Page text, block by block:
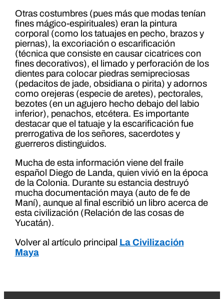
Otras costumbres (pues más que modas tenían
fines mágico-espirituales) eran la pintura
corporal (como los tatuajes en pecho, brazos y
piernas), la excoriación o escarificación
(técnica que consiste en causar cicatrices con
fines decorativos), el limado y perforación de los
dientes para colocar piedras semipreciosas
(pedacitos de jade, obsidiana o pirita) y adornos
como orejeras (especie de aretes), pectorales,
bezotes (en un agujero hecho debajo del labio
inferior), penachos, etcétera. Es importante
destacar que el tatuaje y la escarificación fue
prerrogativa de los señores, sacerdotes y
guerreros distinguidos.
Mucha de esta información viene del fraile
español Diego de Landa, quien vivió en la época
de la Colonia. Durante su estancia destruyó
mucha documentación maya (auto de fe de
Maní), aunque al final escribió un libro acerca de
esta civilización (Relación de las cosas de
Yucatán).
Volver al artículo principal La Civilización
Maya